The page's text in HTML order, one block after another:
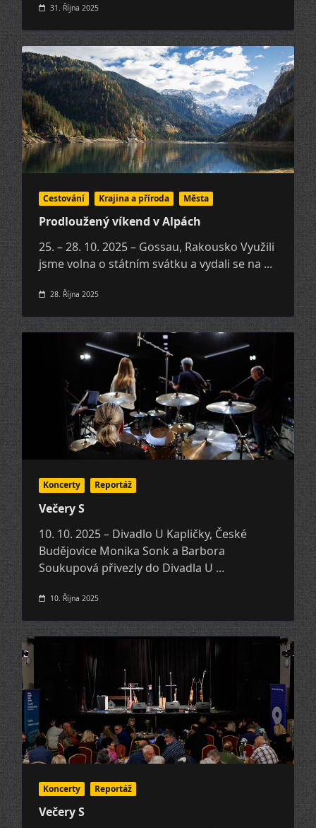
31. Října 2025
Cestování Krajina a pří­roda Města
Prodloužený víkend v Alpách
25. – 28. 10. 2025 – Gossau, Rakousko Využili
jsme volna o státním svátku a vydali se na ...
28. Října 2025
Koncerty Reportáž
Večery S
10. 10. 2025 – Divadlo U Kapličky, České
Budějovice Monika Sonk a Barbora
Soukupová přivezly do Divadla U ...
10. Října 2025
Koncerty Reportáž
Večery S